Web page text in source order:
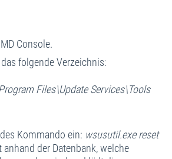
Console.
folgende Verzeichnis:
Files\Update Services\Tools
Kommando ein: wsusutil.exe reset
anhand der Datenbank, welche